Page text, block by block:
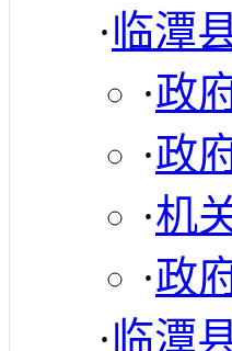
·临潭
·政
·政
·机
·政
·临潭